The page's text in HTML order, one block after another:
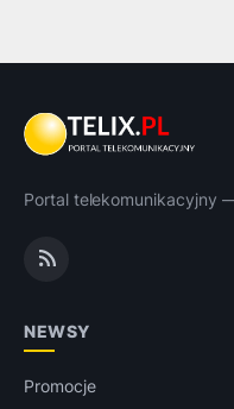
Portal telekomunikacyjny
NEWSY
Promocje